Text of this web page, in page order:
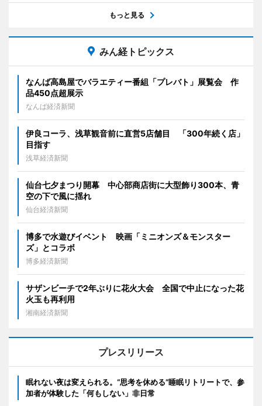
もっと見る
みん経トピックス
なんば高島屋でバラエティー番組「プレバト」展覧会 作
品450点超展示
なんば経済新聞
伊良コーラ、浅草観音前に直営5店舗目 「300年続く店」
目指す
浅草経済新聞
仙台七夕まつり開幕 中心部商店街に大型飾り300本、青
空の下で風に揺れ
仙台経済新聞
博多で水遊びイベント 映画「ミニオンズ＆モンスター
ズ」とコラボ
博多経済新聞
サザンビーチで2年ぶりに花火大会 全国で中止になった花
火玉も再利用
湘南経済新聞
プレスリリース
眠れない夜は変えられる。“思考を休める”睡眠リトリートで、参
加者が体験した「何もしない」非日常